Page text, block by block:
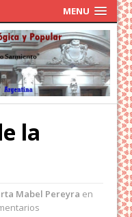
MENU
la
Mabel Pereyra en